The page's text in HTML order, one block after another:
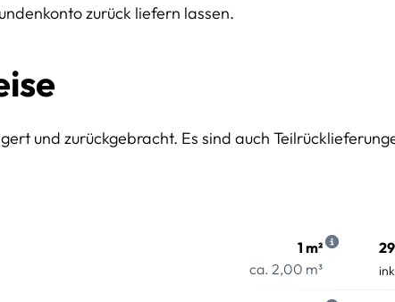
zurück liefern lassen.
und zurückgebracht. Es sind auch
1 m²
ca. 2,00 m³